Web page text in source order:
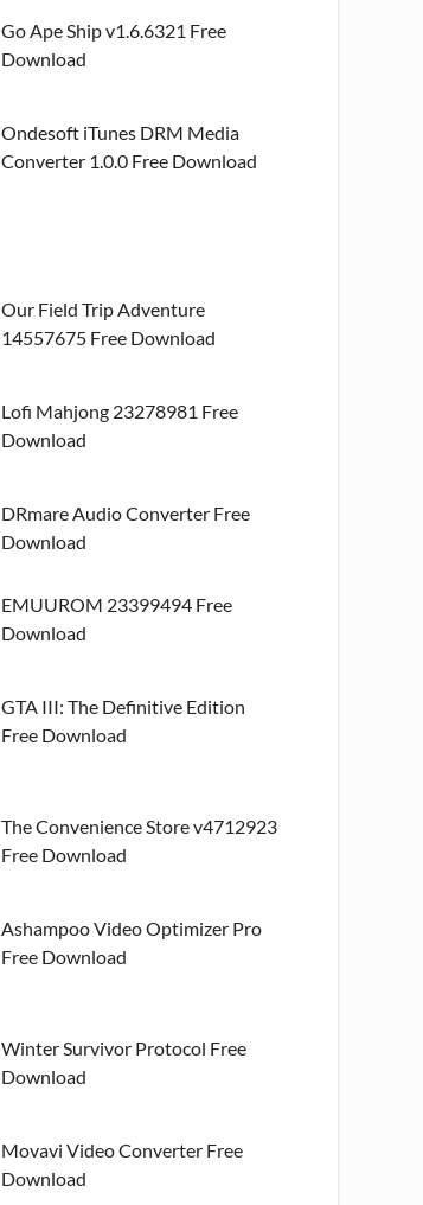
Go Ape Ship v1.6.6321 Free
Download
Ondesoft iTunes DRM Media
Converter 1.0.0 Free Download
Our Field Trip Adventure
14557675 Free Download
Lofi Mahjong 23278981 Free
Download
DRmare Audio Converter Free
Download
EMUUROM 23399494 Free
Download
GTA III: The Definitive Edition
Free Download
The Convenience Store v4712923
Free Download
Ashampoo Video Optimizer Pro
Free Download
Winter Survivor Protocol Free
Download
Movavi Video Converter Free
Download